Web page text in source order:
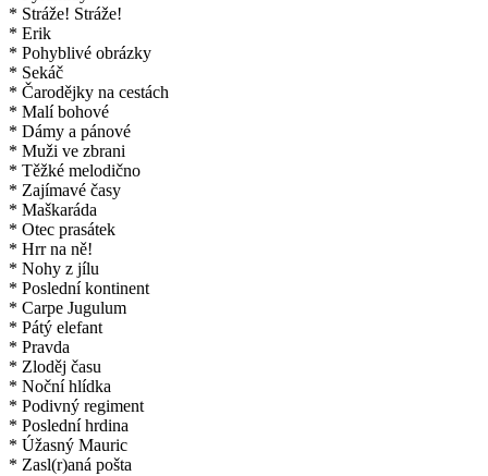
* Stráže! Stráže!
* Erik
* Pohyblivé obrázky
* Sekáč
* Čarodějky na cestách
* Malí bohové
* Dámy a pánové
* Muži ve zbrani
* Těžké melodično
* Zajímavé časy
* Maškaráda
* Otec prasátek
* Hrr na ně!
* Nohy z jílu
* Poslední kontinent
* Carpe Jugulum
* Pátý elefant
* Pravda
* Zloděj času
* Noční hlídka
* Podivný regiment
* Poslední hrdina
* Úžasný Mauric
* Zasl(r)aná pošta